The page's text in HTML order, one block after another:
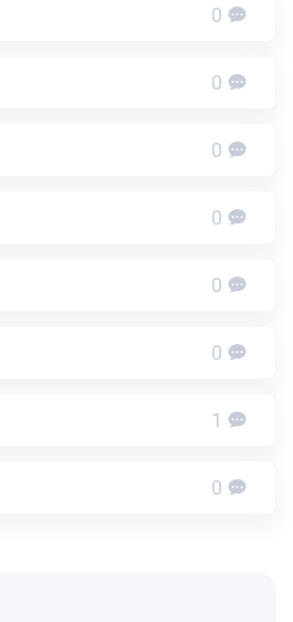
0
0
0
0
0
0
1
0